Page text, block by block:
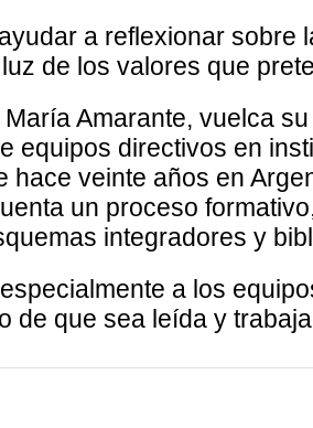
a reflexionar sobre
de los valores que
Amarante, vuelca
equipos directivos en
hace veinte años en
un proceso
integradores y
a los
de que sea leída y